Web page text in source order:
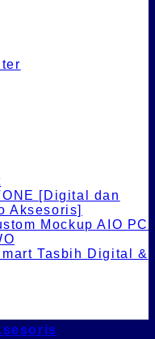
[Digital dan
Aksesoris]
Mockup AIO PC
Tasbih Digital &